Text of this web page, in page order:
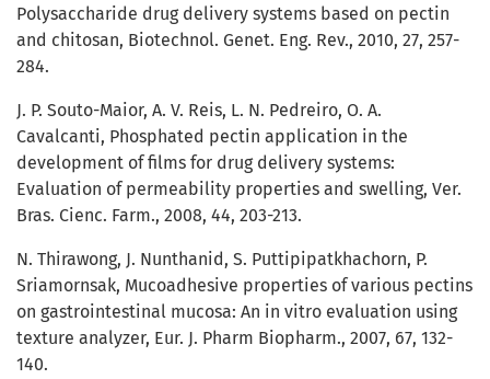
Polysaccharide drug delivery systems based on pectin
and chitosan, Biotechnol. Genet. Eng. Rev., 2010, 27, 257-
284.
J. P. Souto-Maior, A. V. Reis, L. N. Pedreiro, O. A.
Cavalcanti, Phosphated pectin application in the
development of films for drug delivery systems:
Evaluation of permeability properties and swelling, Ver.
Bras. Cienc. Farm., 2008, 44, 203-213.
N. Thirawong, J. Nunthanid, S. Puttipipatkhachorn, P.
Sriamornsak, Mucoadhesive properties of various pectins
on gastrointestinal mucosa: An in vitro evaluation using
texture analyzer, Eur. J. Pharm Biopharm., 2007, 67, 132-
140.